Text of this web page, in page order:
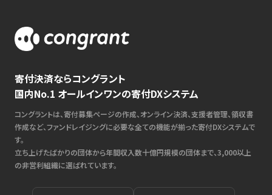
寄付決済ならコングラント
国内No.1 オールインワンの寄付DXシステム
コングラントは、寄付募集ページの作成、オンライン決済、支援者管理、領収書
作成など、ファンドレイジングに必要な全ての機能が揃った寄付DXシステムで
す。
立ち上げたばかりの団体から年間収入数十億円規模の団体まで、3,000以上
の非営利組織に選ばれています。